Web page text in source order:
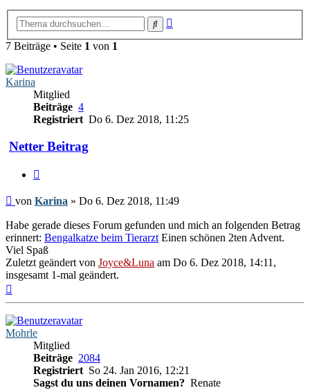
Suche
7 Beiträge • Seite 1 von 1
Karina
Mitglied
Beiträge 4
Registriert Do 6. Dez 2018, 11:25
Netter Beitrag
Beitrag
von Karina » Do 6. Dez 2018, 11:49
Habe gerade dieses Forum gefunden und mich an folgenden Betrag
erinnert: Bengalkatze beim Tierarzt Einen schönen 2ten Advent.
Viel Spaß
Zuletzt geändert von Joyce&Luna am Do 6. Dez 2018, 14:11,
insgesamt 1-mal geändert.
Mohrle
Mitglied
Beiträge 2084
Registriert So 24. Jan 2016, 12:21
Sagst du uns deinen Vornamen? Renate